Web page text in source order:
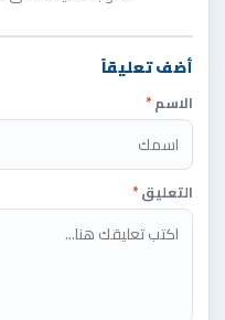
أضف تعليقاً
الاسم*
التعليق*